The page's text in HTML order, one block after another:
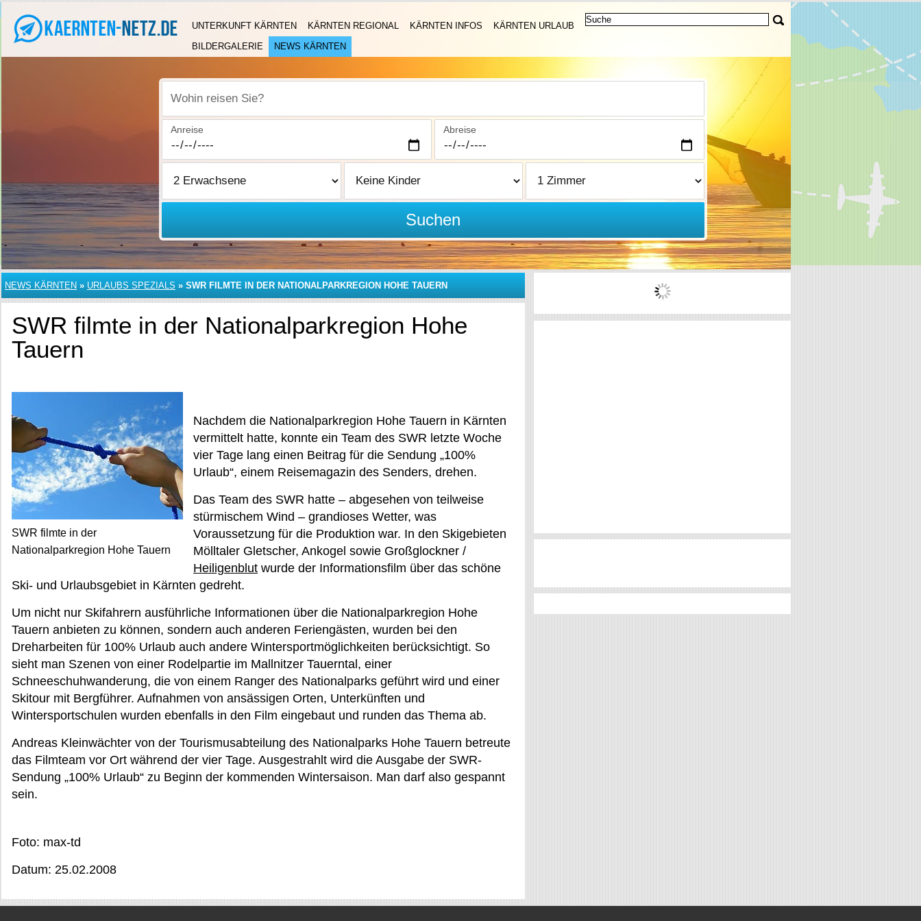
UNTERKUNFT KÄRNTEN KÄRNTEN REGIONAL KÄRNTEN INFOS
KÄRNTEN URLAUB
BILDERGALERIE
NEWS KÄRNTEN
Wohin reisen Sie?
Anreise Abreise
Suchen
NEWS KÄRNTEN » URLAUBS SPEZIALS » SWR FILMTE IN DER NATIONALPARKREGION HOHE TAUERN
SWR filmte in der Nationalparkregion Hohe
Tauern
SWR filmte in der
Nationalparkregion Hohe Tauern
Nachdem die Nationalparkregion Hohe Tauern in Kärnten
vermittelt hatte, konnte ein Team des SWR letzte Woche
vier Tage lang einen Beitrag für die Sendung „100%
Urlaub“, einem Reisemagazin des Senders, drehen.
Das Team des SWR hatte – abgesehen von teilweise
stürmischem Wind – grandioses Wetter, was
Voraussetzung für die Produktion war. In den Skigebieten
Mölltaler Gletscher, Ankogel sowie Großglockner /
Heiligenblut wurde der Informationsfilm über das schöne
Ski- und Urlaubsgebiet in Kärnten gedreht.
Um nicht nur Skifahrern ausführliche Informationen über die Nationalparkregion Hohe
Tauern anbieten zu können, sondern auch anderen Feriengästen, wurden bei den
Dreharbeiten für 100% Urlaub auch andere Wintersportmöglichkeiten berücksichtigt. So
sieht man Szenen von einer Rodelpartie im Mallnitzer Tauerntal, einer
Schneeschuhwanderung, die von einem Ranger des Nationalparks geführt wird und einer
Skitour mit Bergführer. Aufnahmen von ansässigen Orten, Unterkünften und
Wintersportschulen wurden ebenfalls in den Film eingebaut und runden das Thema ab.
Andreas Kleinwächter von der Tourismusabteilung des Nationalparks Hohe Tauern betreute
das Filmteam vor Ort während der vier Tage. Ausgestrahlt wird die Ausgabe der SWR-
Sendung „100% Urlaub“ zu Beginn der kommenden Wintersaison. Man darf also gespannt
sein.
Foto: max-td
Datum: 25.02.2008